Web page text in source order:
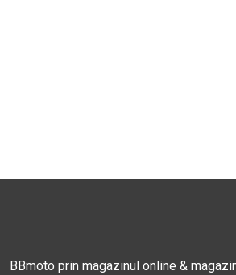
BBmoto prin magazinul online &